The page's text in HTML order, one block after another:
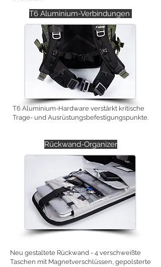
T6 Aluminium-Verbindungen
T6 Aluminium-Hardware verstärkt kritische
Trage- und Ausrüstungsbefestigungspunkte.
Rückwand-Organizer
Neu gestaltete Rückwand - 4 verschweißte
Taschen mit Magnetverschlüssen, gepolsterte